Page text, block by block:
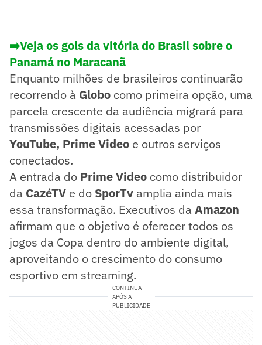
➡️Veja os gols da vitória do Brasil sobre o
Panamá no Maracanã
Enquanto milhões de brasileiros continuarão
recorrendo à Globo como primeira opção, uma
parcela crescente da audiência migrará para
transmissões digitais acessadas por
YouTube, Prime Video e outros serviços
conectados.
A entrada do Prime Video como distribuidor
da CazéTV e do SporTv amplia ainda mais
essa transformação. Executivos da Amazon
afirmam que o objetivo é oferecer todos os
jogos da Copa dentro do ambiente digital,
aproveitando o crescimento do consumo
esportivo em streaming.
CONTINUA
APÓS A
PUBLICIDADE